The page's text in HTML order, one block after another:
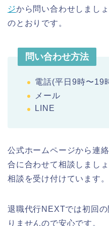
ジから問い合わせしまし
のとおりです。
問い合わせ方法
電話(平日9時〜19
メール
LINE
公式ホームページから連
合に合わせて相談しましょ
相談を受け付けています。
退職代行NEXTでは初回
りませんので安心です。